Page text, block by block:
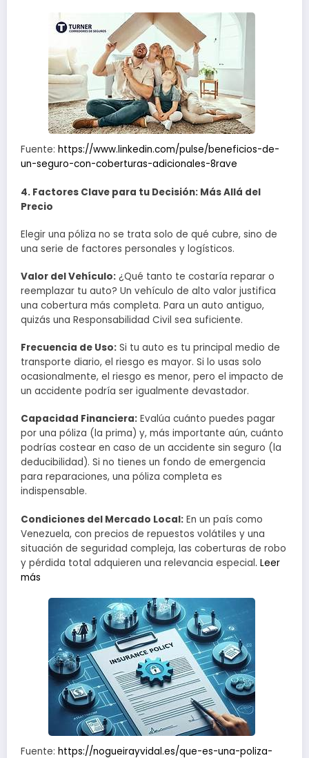
Fuente: https://www.linkedin.com/pulse/beneficios-de-
un-seguro-con-coberturas-adicionales-8rave
4. Factores Clave para tu Decisión: Más Allá del
Precio
Elegir una póliza no se trata solo de qué cubre, sino de
una serie de factores personales y logísticos.
Valor del Vehículo: ¿Qué tanto te costaría reparar o
reemplazar tu auto? Un vehículo de alto valor justifica
una cobertura más completa. Para un auto antiguo,
quizás una Responsabilidad Civil sea suficiente.
Frecuencia de Uso: Si tu auto es tu principal medio de
transporte diario, el riesgo es mayor. Si lo usas solo
ocasionalmente, el riesgo es menor, pero el impacto de
un accidente podría ser igualmente devastador.
Capacidad Financiera: Evalúa cuánto puedes pagar
por una póliza (la prima) y, más importante aún, cuánto
podrías costear en caso de un accidente sin seguro (la
deducibilidad). Si no tienes un fondo de emergencia
para reparaciones, una póliza completa es
indispensable.
Condiciones del Mercado Local: En un país como
Venezuela, con precios de repuestos volátiles y una
situación de seguridad compleja, las coberturas de robo
y pérdida total adquieren una relevancia especial. Leer
más
Fuente: https://nogueirayvidal.es/que-es-una-poliza-